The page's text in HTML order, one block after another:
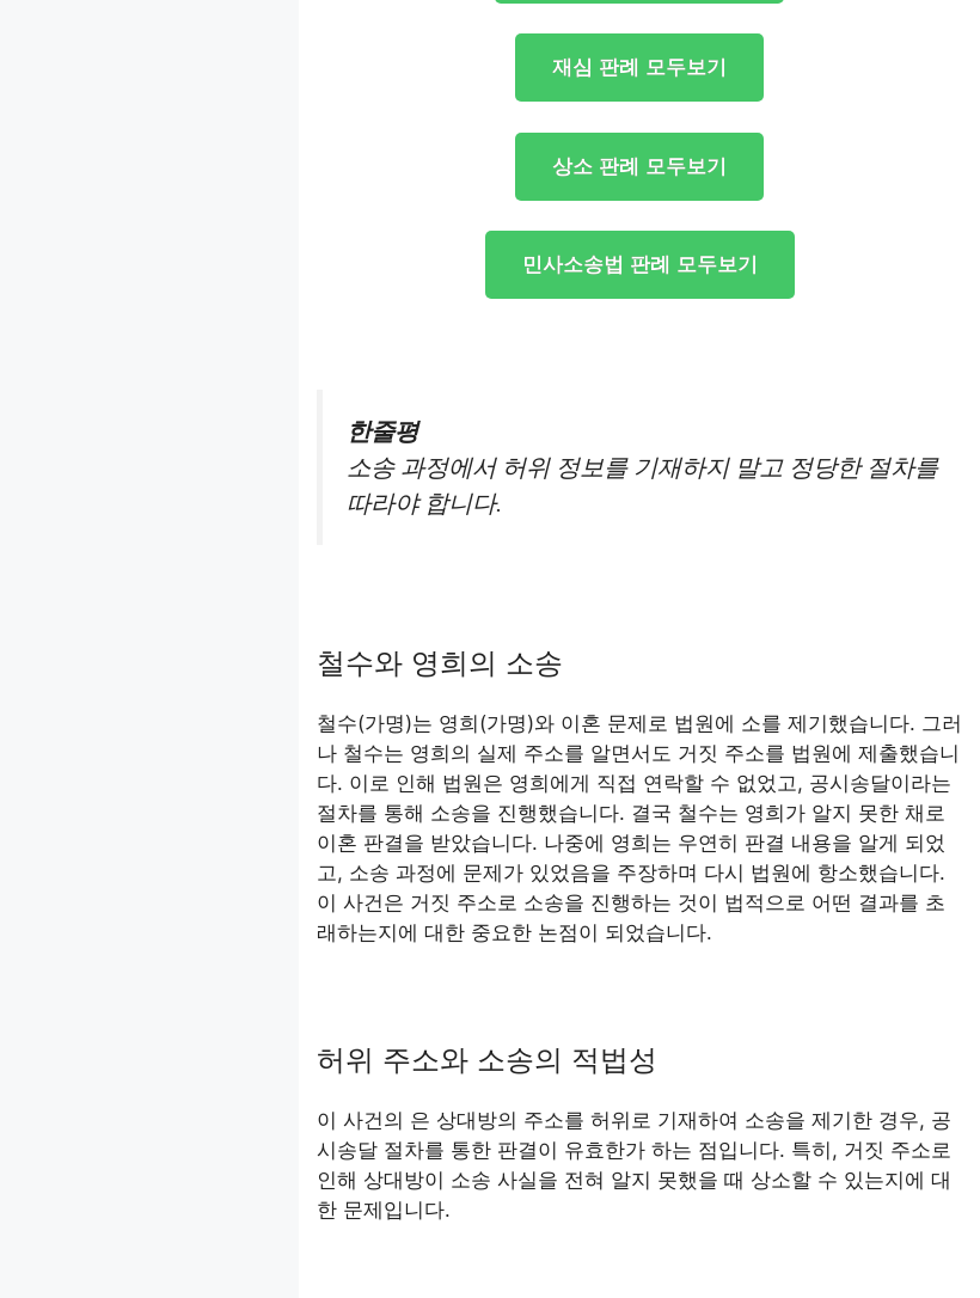
재심 판례 모두보기
상소 판례 모두보기
민사소송법 판례 모두보기
한줄평
소송 과정에서 허위 정보를 기재하지 말고 정당한 절차를
따라야 합니다.
철수와 영희의 소송
철수(가명)는 영희(가명)와 이혼 문제로 법원에 소를 제기했습니다. 그러
나 철수는 영희의 실제 주소를 알면서도 거짓 주소를 법원에 제출했습니
다. 이로 인해 법원은 영희에게 직접 연락할 수 없었고, 공시송달이라는
절차를 통해 소송을 진행했습니다. 결국 철수는 영희가 알지 못한 채로
이혼 판결을 받았습니다. 나중에 영희는 우연히 판결 내용을 알게 되었
고, 소송 과정에 문제가 있었음을 주장하며 다시 법원에 항소했습니다.
이 사건은 거짓 주소로 소송을 진행하는 것이 법적으로 어떤 결과를 초
래하는지에 대한 중요한 논점이 되었습니다.
허위 주소와 소송의 적법성
이 사건의 은 상대방의 주소를 허위로 기재하여 소송을 제기한 경우, 공
시송달 절차를 통한 판결이 유효한가 하는 점입니다. 특히, 거짓 주소로
인해 상대방이 소송 사실을 전혀 알지 못했을 때 상소할 수 있는지에 대
한 문제입니다.